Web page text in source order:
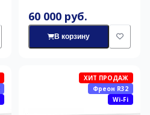
60 000 руб.
В корзину
ХИТ ПРОДАЖ
Фреон R32
Wi-Fi